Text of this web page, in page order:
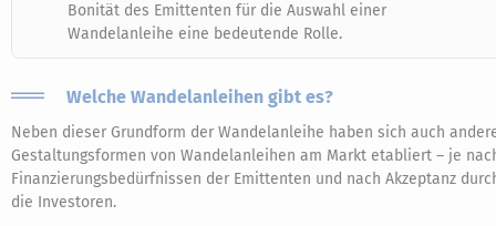
Bonität des Emittenten für die Auswahl einer
Wandelanleihe eine bedeutende Rolle.
Welche Wandelanleihen gibt es?
Neben dieser Grundform der Wandelanleihe haben sich auch
Gestaltungsformen von Wandelanleihen am Markt etabliert – je
Finanzierungsbedürfnissen der Emittenten und nach Akzeptanz
die Investoren.